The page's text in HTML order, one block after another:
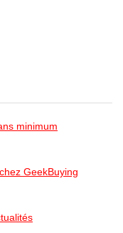
minimum
GeekBuying